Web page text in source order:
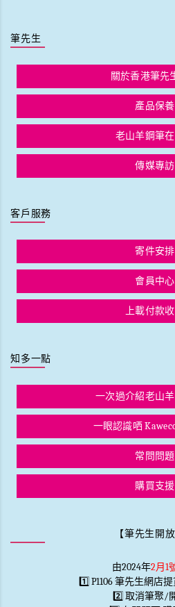
筆先生
關於香港筆先
產品保養
老山羊鋼筆
傳媒專訪
客戶服務
寄件安排
會員中心
上載付款
知多一點
一次過介紹老山
一眼認識哂
常問問題
購買支援
【筆先生開
由2024年2月1
1️⃣ P1106 筆先生網店
2️⃣ 取消筆聚/